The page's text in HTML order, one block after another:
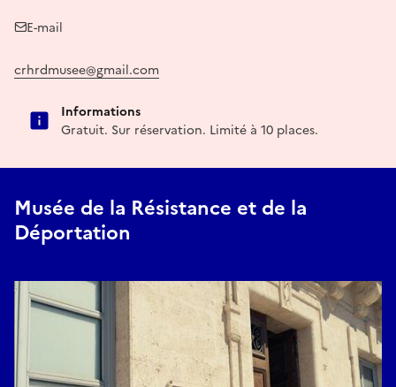
E-mail
crhrdmusee@gmail.com
Informations
Gratuit. Sur réservation. Limité à 10 places.
Musée de la Résistance et de la
Déportation